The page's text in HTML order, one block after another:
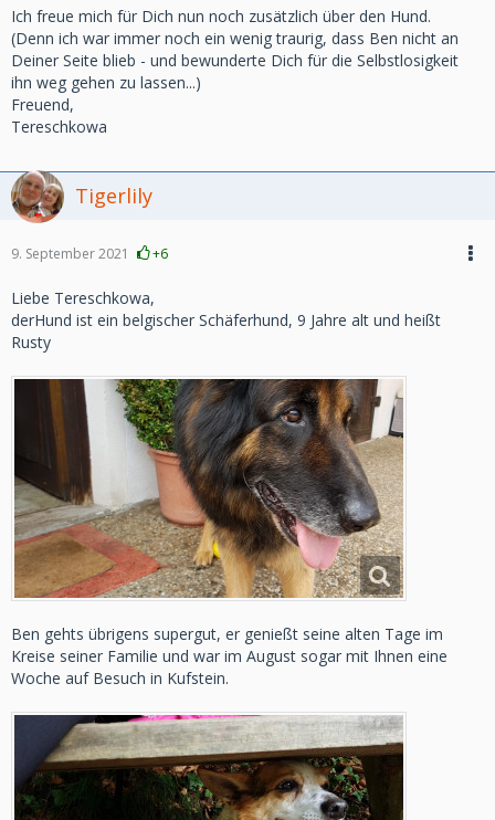
Ich freue mich für Dich nun noch zusätzlich über den Hund.
(Denn ich war immer noch ein wenig traurig, dass Ben nicht an
Deiner Seite blieb - und bewunderte Dich für die Selbstlosigkeit
ihn weg gehen zu lassen...)
Freuend,
Tereschkowa
Tigerlily
9. September 2021 +6
Liebe Tereschkowa,
derHund ist ein belgischer Schäferhund, 9 Jahre alt und heißt
Rusty
Ben gehts übrigens supergut, er genießt seine alten Tage im
Kreise seiner Familie und war im August sogar mit Ihnen eine
Woche auf Besuch in Kufstein.